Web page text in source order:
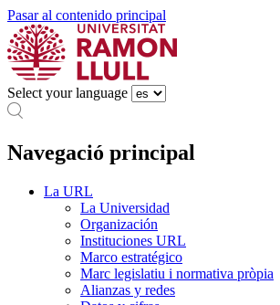
Pasar al contenido principal
Select your language
Navegació principal
La URL
La Universidad
Organización
Instituciones URL
Marco estratégico
Marc legislatiu i normativa pròpia
Alianzas y redes